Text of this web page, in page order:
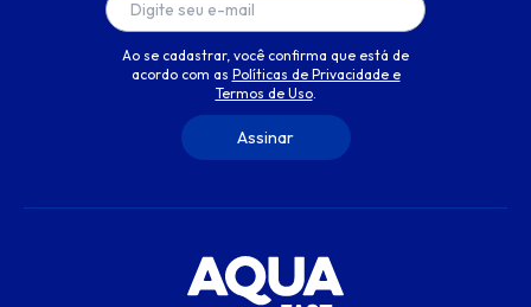
Ao se cadastrar, você confirma que está de
acordo com as Políticas de Privacidade e
Termos de Uso.